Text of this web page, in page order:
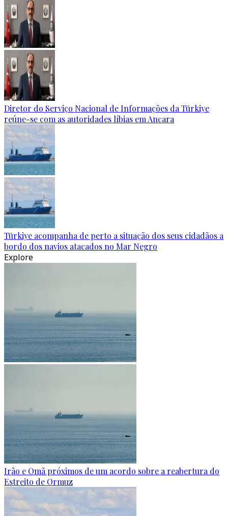
Diretor do Serviço Nacional de Informações da Türkiye
reúne-se com as autoridades líbias em Ancara
Türkiye acompanha de perto a situação dos seus cidadãos a
bordo dos navios atacados no Mar Negro
Explore
Irão e Omã próximos de um acordo sobre a reabertura do
Estreito de Ormuz